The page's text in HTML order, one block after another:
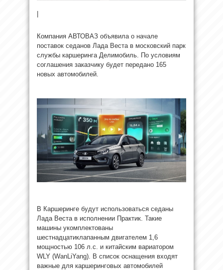
|
Компания АВТОВАЗ объявила о начале
поставок седанов Лада Веста в московский парк
службы каршеринга Делимобиль. По условиям
соглашения заказчику будет передано 165
новых автомобилей.
В Каршеринге будут использоваться седаны
Лада Веста в исполнении Практик. Такие
машины укомплектованы
шестнадцатиклапанным двигателем 1,6
мощностью 106 л.с. и китайским вариатором
WLY (WanLiYang). В список оснащения входят
важные для каршеринговых автомобилей